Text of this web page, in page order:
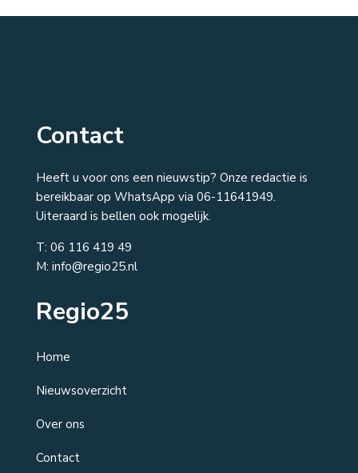
Contact
Heeft u voor ons een nieuwstip? Onze redactie is
bereikbaar op WhatsApp via 06-11641949.
Uiteraard is bellen ook mogelijk.
T: 06 116 419 49
M: info@regio25.nl
Regio25
Home
Nieuwsoverzicht
Over ons
Contact